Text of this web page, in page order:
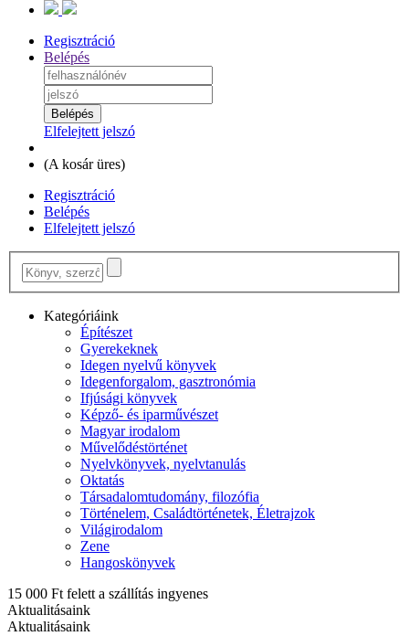
Regisztráció
Belépés
Elfelejtett jelszó
(A kosár üres)
Regisztráció
Belépés
Elfelejtett jelszó
Kategóriáink
Építészet
Gyerekeknek
Idegen nyelvű könyvek
Idegenforgalom, gasztronómia
Ifjúsági könyvek
Képző- és iparművészet
Magyar irodalom
Művelődéstörténet
Nyelvkönyvek, nyelvtanulás
Oktatás
Társadalomtudomány, filozófia
Történelem, Családtörténetek, Életrajzok
Világirodalom
Zene
Hangoskönyvek
15 000 Ft felett a szállítás ingyenes
Aktualitásaink
Aktualitásaink